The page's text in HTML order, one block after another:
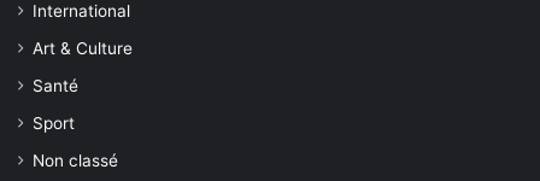
International
Art & Culture
Santé
Sport
Non classé